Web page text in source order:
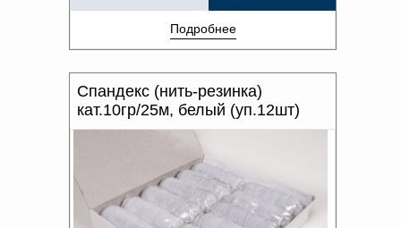
Подробнее
Спандекс (нить-резинка)
кат.10гр/25м, белый (уп.12шт)